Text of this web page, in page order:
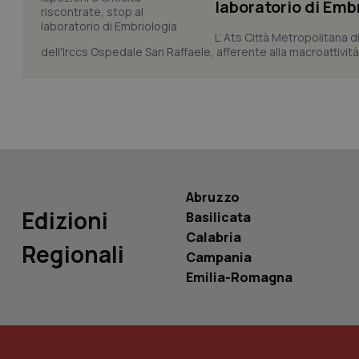
laboratorio di
L’ Ats Città Metropolitana
dell'Irccs Ospedale San Raffaele, afferente alla
Edizioni
Regionali
Abruzzo
Basilicata
Calabria
Campania
Emilia-Romagna
tracking-sites-
tracking-enable